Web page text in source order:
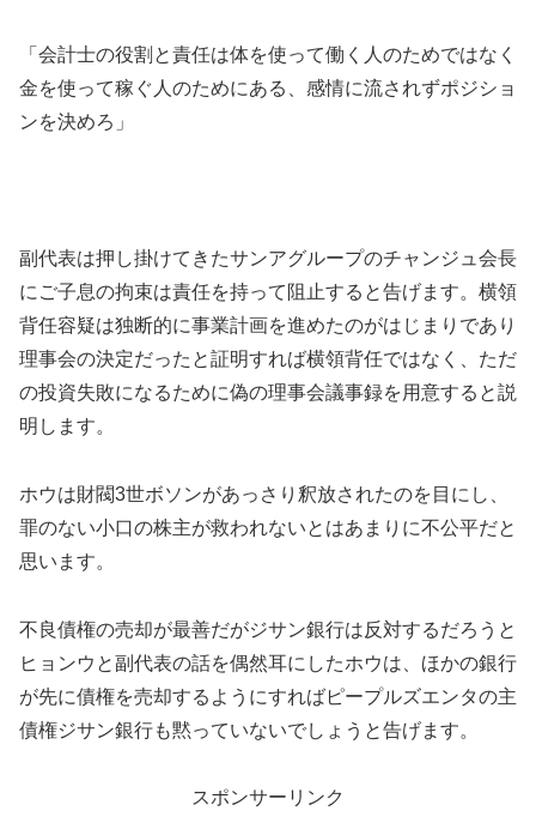
「会計士の役割と責任は体を使って働く人のためではなく
金を使って稼ぐ人のためにある、感情に流されずポジショ
ンを決めろ」
副代表は押し掛けてきたサンアグループのチャンジュ会長
にご子息の拘束は責任を持って阻止すると告げます。横領
背任容疑は独断的に事業計画を進めたのがはじまりであり
理事会の決定だったと証明すれば横領背任ではなく、ただ
の投資失敗になるために偽の理事会議事録を用意すると説
明します。
ホウは財閥3世ボソンがあっさり釈放されたのを目にし、
罪のない小口の株主が救われないとはあまりに不公平だと
思います。
不良債権の売却が最善だがジサン銀行は反対するだろうと
ヒョンウと副代表の話を偶然耳にしたホウは、ほかの銀行
が先に債権を売却するようにすればピープルズエンタの主
債権ジサン銀行も黙っていないでしょうと告げます。
スポンサーリンク